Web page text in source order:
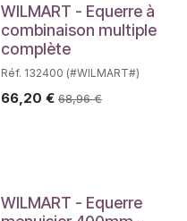
WILMART - Equerre à
combinaison multiple
complète
Réf. 132400 (#WILMART#)
66,20 € 68,96€
WILMART - Equerre